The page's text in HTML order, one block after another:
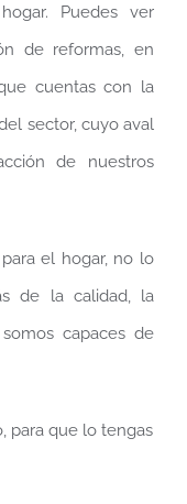
Puedes ver
de reformas, en
cuentas con la
sector, cuyo aval
de nuestros
el hogar, no lo
de la calidad, la
capaces de
para que lo tengas